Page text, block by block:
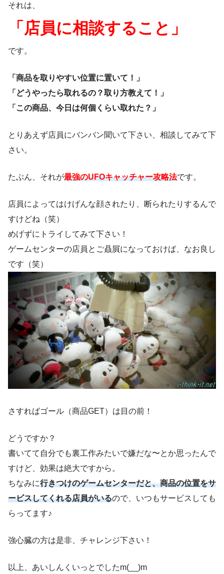
それは、
「店員に相談すること」
です。
「商品を取りやすい位置に置いて！」
「どうやったら取れるの？取り方教えて！」
「この商品、今日は何個くらい取れた？」
とりあえず店員にバンバン聞いて下さい、相談してみて下
さい。
たぶん、それが最強のUFOキャッチャー攻略法です。
店員によってはけげんな顔されたり、断られたりするんで
すけどね（笑）
めげずにトライしてみて下さい！
ゲームセンターの店員とご贔屓になっておけば、なお良し
です（笑）
さすればゴール（商品GET）は目の前！
どうですか？
書いてて自分でも裏工作みたいで嫌だな〜とか思ったんで
すけど、効果は絶大ですから。
ちなみに行きつけのゲームセンターだと、商品の位置をサ
ービスしてくれる店員がいるので、いつもサービスしても
らってます♪
強心臓の方は是非、チャレンジ下さい！
以上、あいしんくいっとでしたm(__)m